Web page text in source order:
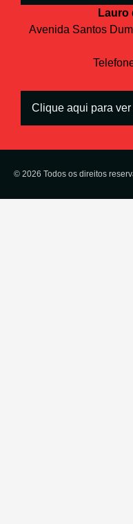
Lauro
Avenida Santos
Clique aqui para ver
© 2026 Todos os direitos